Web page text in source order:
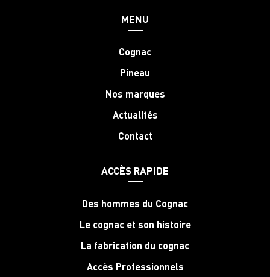
MENU
Cognac
Pineau
Nos marques
Actualités
Contact
ACCÈS RAPIDE
Des hommes du Cognac
Le cognac et son histoire
La fabrication du cognac
Accès Professionnels